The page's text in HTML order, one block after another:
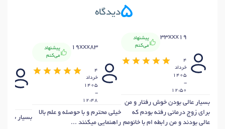
5دیدگاه
33xxx19
پیشنهاد
می‌کنم
4
خرداد
1405
-
12:50
بسیار عالی بودن خوش رفتار و من
برای زوج درمانی رفته بودم که
عالی بودند و من رابطه ام با خانومم
19xxx83
پیشنهاد
می‌کنم
4
خرداد
1405
-
12:48
خیلی محترم و با حوصله و علم بالا
راهنمایی میکنند ...
بسیار